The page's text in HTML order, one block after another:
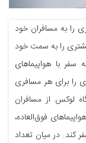
را به مسافران خود
را به سمت خود
سفر با هواپیماهای
را برای هر مسافری
لوکس از مسافران
فوق‌العاده،
کند. در میان تعداد